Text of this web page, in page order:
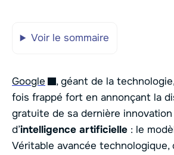
Voir le sommaire
Google
, géant de la
fois frappé fort en annonçant la
gratuite de sa dernière
d’intelligence artificielle : le
Véritable avancée